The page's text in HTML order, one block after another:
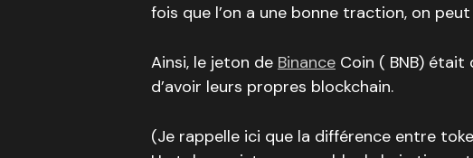
fois que l’on a une bonne traction, on
Ainsi, le jeton de Binance Coin ( BNB) était
d’avoir leurs propres blockchain.
(Je rappelle ici que la différence entre